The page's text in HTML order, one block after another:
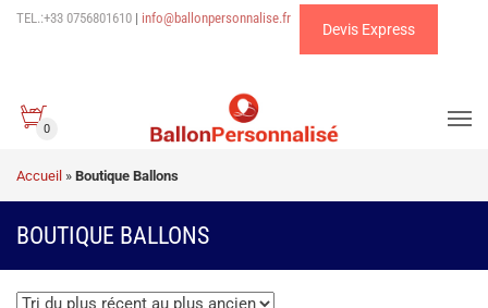
TEL.:+33 0756801610 | info@ballonpersonnalise.fr
Devis Express
0
Accueil » Boutique Ballons
BOUTIQUE BALLONS